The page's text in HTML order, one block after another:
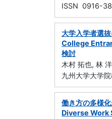
ISSN 0916-
大学入学者選
College
検討
木村 拓也, 林
九州大学大学
働き方の多様
Diverse